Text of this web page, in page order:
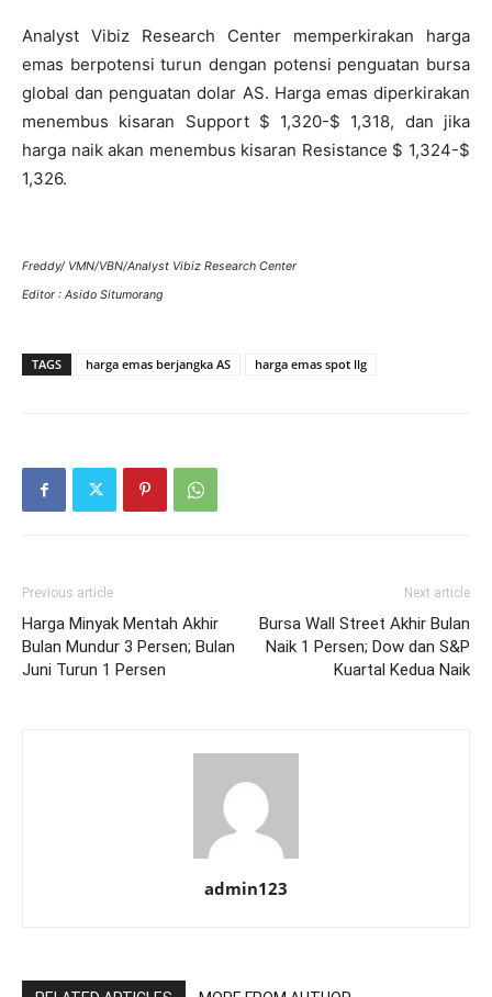
Analyst Vibiz Research Center memperkirakan harga
emas berpotensi turun dengan potensi penguatan bursa
global dan penguatan dolar AS. Harga emas diperkirakan
menembus kisaran Support $ 1,320-$ 1,318, dan jika
harga naik akan menembus kisaran Resistance $ 1,324-$
1,326.
Freddy/ VMN/VBN/Analyst Vibiz Research Center
Editor : Asido Situmorang
TAGS harga emas berjangka AS harga emas spot llg
Previous article
Harga Minyak Mentah Akhir
Bulan Mundur 3 Persen; Bulan
Juni Turun 1 Persen
Next article
Bursa Wall Street Akhir Bulan
Naik 1 Persen; Dow dan S&P
Kuartal Kedua Naik
admin123